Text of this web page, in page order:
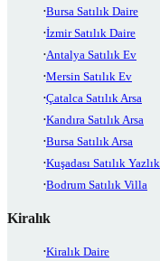
Bursa Satılık Daire
İzmir Satılık Daire
Antalya Satılık Ev
Mersin Satılık Ev
Çatalca Satılık Arsa
Kandıra Satılık Arsa
Bursa Satılık Arsa
Kuşadası Satılık Yazlık
Bodrum Satılık Villa
Kiralık
Kiralık Daire